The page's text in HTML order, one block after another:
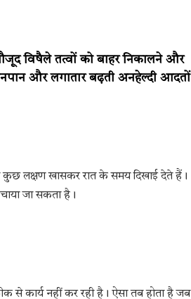
विषैले तत्वों को बाहर निकालने और
और लगातार बढ़ती अनहेल्दी आदतों
कुछ लक्षण खासकर रात के समय दिखाई देते हैं।
जा सकता है।
से कार्य नहीं कर रही है। ऐसा तब होता है जब